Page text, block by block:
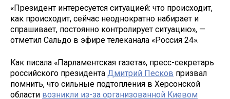
«Президент интересуется ситуацией: что происходит,
как происходит, сейчас неоднократно набирает и
спрашивает, постоянно контролирует ситуацию», —
отметил Сальдо в эфире телеканала «Россия 24».
Как писала «Парламентская газета», пресс-секретарь
российского президента Дмитрий Песков призвал
помнить, что сильные подтопления в Херсонской
области возникли из-за организованной Киевом